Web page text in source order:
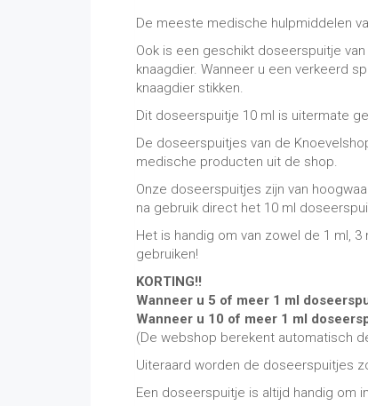
De meeste medische hulpmiddelen
Ook is een geschikt doseerspuitje
knaagdier. Wanneer u een verkeerd
knaagdier stikken.
Dit doseerspuitje 10 ml is uitermate
De doseerspuitjes van de
medische producten uit de shop.
Onze doseerspuitjes zijn van
na gebruik direct het 10 ml
Het is handig om van zowel de 1 ml,
gebruiken!
KORTING!!
Wanneer u 5 of meer 1 ml
Wanneer u 10 of meer 1 ml
(De webshop berekent automatisch
Uiteraard worden de doseerspuitjes
Een doseerspuitje is altijd handig om